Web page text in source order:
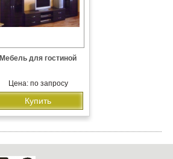
Мебель для гостиной
Цена: по запросу
Купить